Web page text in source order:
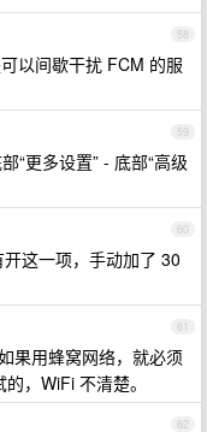
58
以间歇干扰 FCM 的服
59
“更多设置” - 底部“高级
60
这一项，手动加了 30
61
果用蜂窝网络，就必须
，WiFi 不清楚。
62